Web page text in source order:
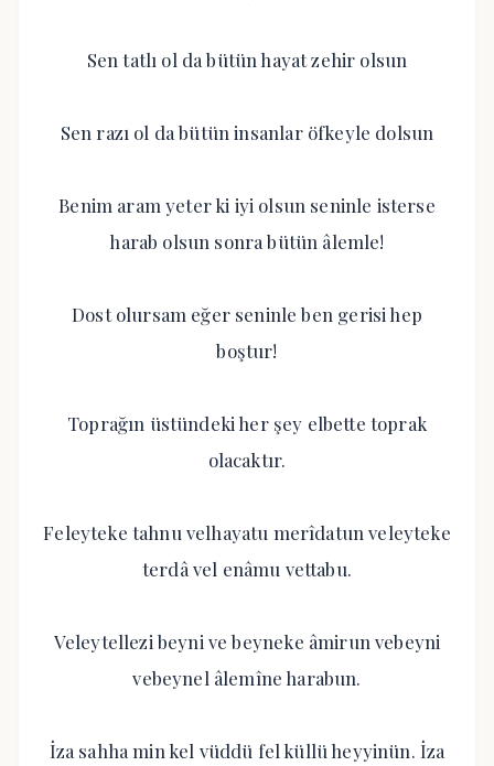
Sen tatlı ol da bütün hayat zehir olsun
Sen razı ol da bütün insanlar öfkeyle dolsun
Benim aram yeter ki iyi olsun seninle isterse
harab olsun sonra bütün âlemle!
Dost olursam eğer seninle ben gerisi hep
boştur!
Toprağın üstündeki her şey elbette toprak
olacaktır.
Feleyteke tahnu velhayatu merîdatun veleyteke
terdâ vel enâmu vettabu.
Veleytellezi beyni ve beyneke âmirun vebeyni
vebeynel âlemîne harabun.
İza sahha min kel vüddü fel küllü heyyinün. İza